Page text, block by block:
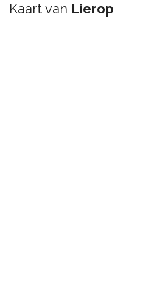
Kaart van Lierop